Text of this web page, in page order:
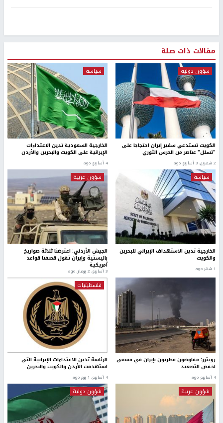
مقالات ذات صلة
شؤون دولية
الكويت تستدعي سفير إيران احتجاجا على
"تسلل" عناصر من الحرس الثوري
2 شهرين، 3 أسابيع ago
سياسة
الخارجية السعودية تدين الاعتداءات
الإيرانية على الكويت والبحرين والأردن
4 أسابيع ago
سياسة
الخارجية تدين الاستهداف الإيراني للبحرين
والكويت
1 شهر ago
شؤون عربية
الجيش الأردني: اعترضنا ثلاثة صواريخ
باليستية وإيران تقول قصفنا قواعد
أمريكية
3 أسابيع، 2 يومان ago
رويترز: مفاوضون قطريون بإيران في مسعى
لخفض التصعيد
4 أسابيع ago
فلسطينيات
الرئاسة تدين الاعتداءات الإيرانية التي
استهدفت الأردن والكويت والبحرين
4 أسابيع، 1 يوم ago
شؤون عربية شؤون دولية